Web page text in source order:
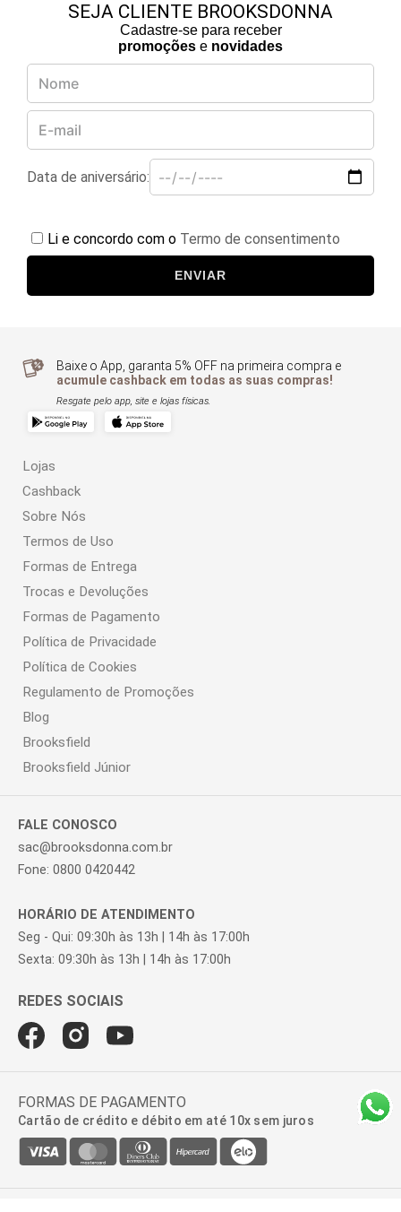
SEJA CLIENTE BROOKSDONNA
Cadastre-se para receber
promoções e novidades
Data de aniversário:
Li e concordo com o Termo de consentimento
ENVIAR
Baixe o App, garanta 5% OFF na primeira compra e
acumule cashback em todas as suas compras!
Resgate pelo app, site e lojas físicas.
Lojas
Cashback
Sobre Nós
Termos de Uso
Formas de Entrega
Trocas e Devoluções
Formas de Pagamento
Política de Privacidade
Política de Cookies
Regulamento de Promoções
Blog
Brooksfield
Brooksfield Júnior
FALE CONOSCO
sac@brooksdonna.com.br
Fone: 0800 0420442
HORÁRIO DE ATENDIMENTO
Seg - Qui: 09:30h às 13h | 14h às 17:00h
Sexta: 09:30h às 13h | 14h às 17:00h
FORMAS DE PAGAMENTO
Cartão de crédito e débito em até 10x sem juros